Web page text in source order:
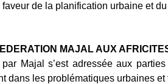
de la planification urbaine et
MAJAL AUX
par Majal s’est adressée aux
dans les problématiques urbaines